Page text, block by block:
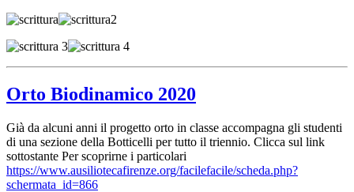
Orto Biodinamico 2020
Già da alcuni anni il progetto orto in classe accompagna gli studenti
di una sezione della Botticelli per tutto il triennio. Clicca sul link
sottostante Per scoprirne i particolari
https://www.ausiliotecafirenze.org/facilefacile/scheda.php?
schermata_id=866